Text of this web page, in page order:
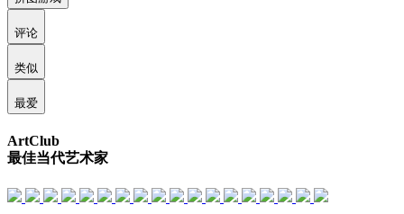
评论
类似
最爱
ArtClub
最佳当代艺术家